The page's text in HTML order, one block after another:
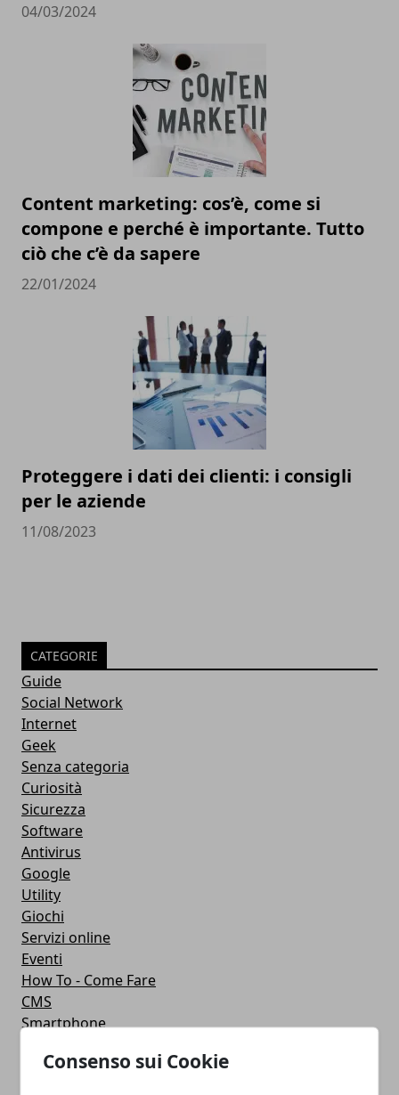
Consenso sui Cookie
04/03/2024
Content marketing: cos’è, come si
compone e perché è importante. Tutto
ciò che c’è da sapere
22/01/2024
Proteggere i dati dei clienti: i consigli
per le aziende
11/08/2023
CATEGORIE
Guide
Social Network
Internet
Geek
Senza categoria
Curiosità
Sicurezza
Software
Antivirus
Google
Utility
Giochi
Servizi online
Eventi
How To - Come Fare
CMS
Smartphone
Apple